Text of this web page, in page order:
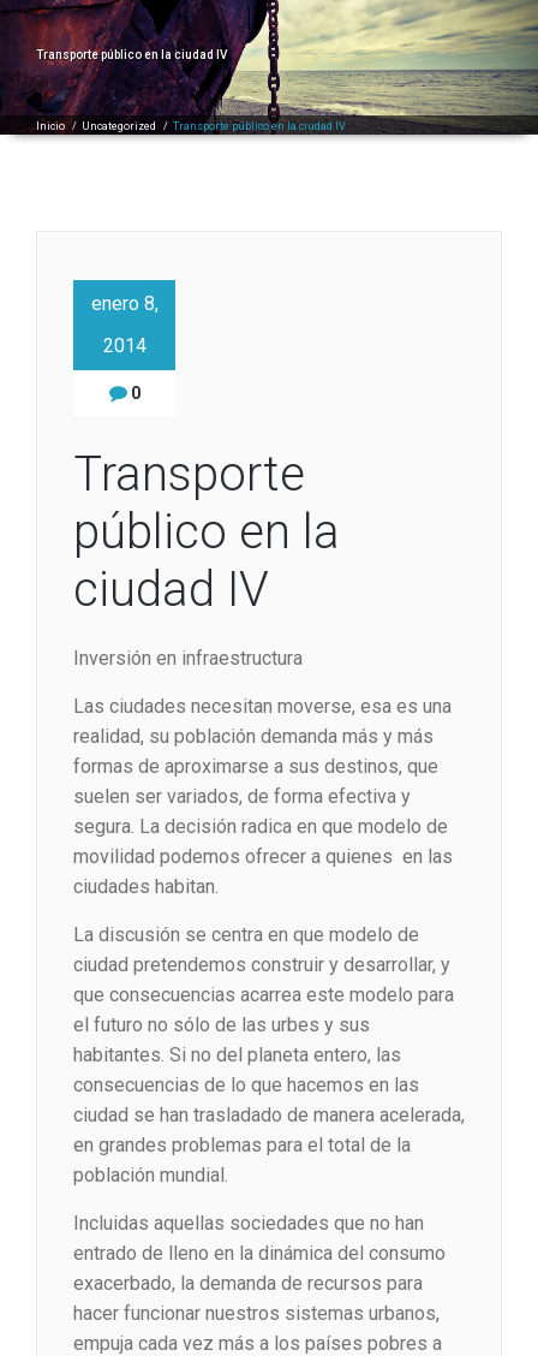
Transporte público en la ciudad IV
Inicio / Uncategorized / Transporte público en la ciudad IV
enero 8,
2014
0
Transporte
público en la
ciudad IV
Inversión en infraestructura
Las ciudades necesitan moverse, esa es una
realidad, su población demanda más y más
formas de aproximarse a sus destinos, que
suelen ser variados, de forma efectiva y
segura. La decisión radica en que modelo de
movilidad podemos ofrecer a quienes en las
ciudades habitan.
La discusión se centra en que modelo de
ciudad pretendemos construir y desarrollar, y
que consecuencias acarrea este modelo para
el futuro no sólo de las urbes y sus
habitantes. Si no del planeta entero, las
consecuencias de lo que hacemos en las
ciudad se han trasladado de manera acelerada,
en grandes problemas para el total de la
población mundial.
Incluidas aquellas sociedades que no han
entrado de lleno en la dinámica del consumo
exacerbado, la demanda de recursos para
hacer funcionar nuestros sistemas urbanos,
empuja cada vez más a los países pobres a